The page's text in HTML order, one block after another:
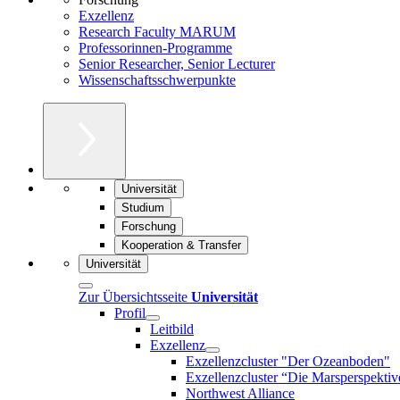
Exzellenz
Research Faculty MARUM
Professorinnen-Programme
Senior Researcher, Senior Lecturer
Wissenschaftsschwerpunkte
Universität
Studium
Forschung
Kooperation & Transfer
Universität
Zur Übersichtsseite Universität
Profil
Leitbild
Exzellenz
Exzellenzcluster "Der Ozeanboden"
Exzellenzcluster “Die
Northwest Alliance